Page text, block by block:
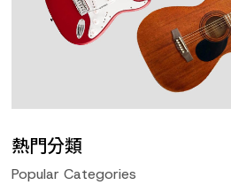
熱門分類
Popular Categories